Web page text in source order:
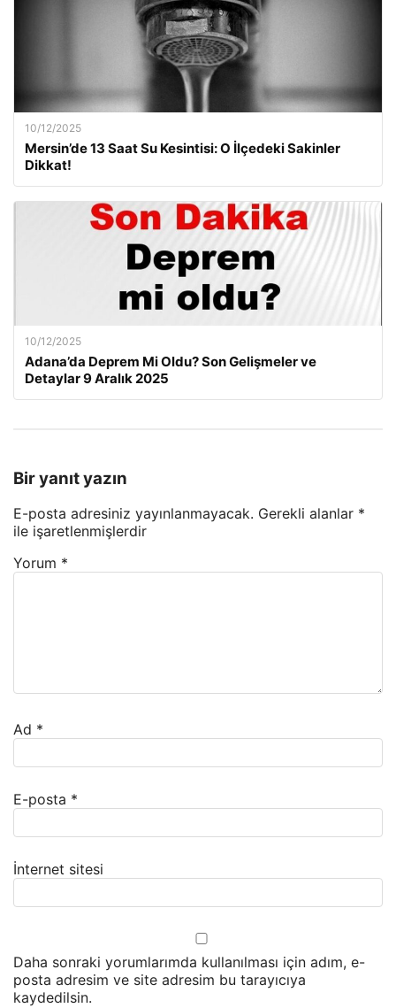
10/12/2025
Mersin’de 13 Saat Su Kesintisi: O İlçedeki Sakinler
Dikkat!
10/12/2025
Adana’da Deprem Mi Oldu? Son Gelişmeler ve
Detaylar 9 Aralık 2025
Bir yanıt yazın
E-posta adresiniz yayınlanmayacak. Gerekli alanlar *
ile işaretlenmişlerdir
Yorum *
Ad *
E-posta *
İnternet sitesi
Daha sonraki yorumlarımda kullanılması için adım, e-
posta adresim ve site adresim bu tarayıcıya
kaydedilsin.